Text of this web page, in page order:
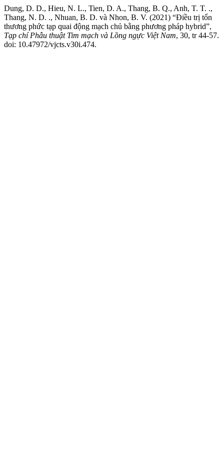
Dung, D. D., Hieu, N. L., Tien, D. A., Thang, B. Q., Anh, T. T. .,
Thang, N. D. ., Nhuan, B. D. và Nhon, B. V. (2021) “Điều trị tổn
thương phức tạp quai động mạch chủ bằng phương pháp hybrid”,
Tạp chí Phẫu thuật Tim mạch và Lồng ngực Việt Nam, 30, tr 44-57.
doi: 10.47972/vjcts.v30i.474.